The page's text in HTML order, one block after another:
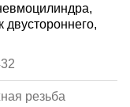
двустороннего,
резьба